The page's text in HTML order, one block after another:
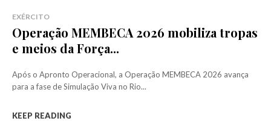
EXÉRCITO
Operação MEMBECA 2026 mobiliza tropas
e meios da Força...
Após o Apronto Operacional, a Operação MEMBECA 2026 avança
para a fase de Simulação Viva no Rio...
KEEP READING